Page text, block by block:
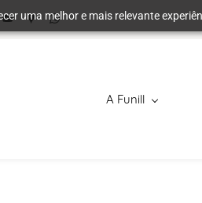
uma melhor e mais relevante
A Funill